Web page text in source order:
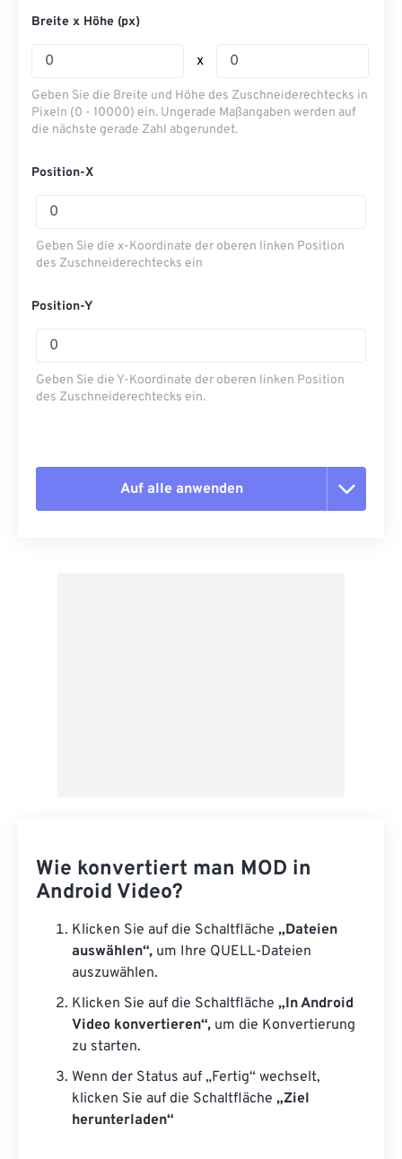
Breite x Höhe (px)
x
Geben Sie die Breite und Höhe des Zuschneiderechtecks ​​in
Pixeln (0 - 10000) ein. Ungerade Maßangaben werden auf
die nächste gerade Zahl abgerundet.
Position-X
Geben Sie die x-Koordinate der oberen linken Position
des Zuschneiderechtecks ​​ein
Position-Y
Geben Sie die Y-Koordinate der oberen linken Position
des Zuschneiderechtecks ​​ein.
Auf alle anwenden
Wie konvertiert man MOD in
Android Video?
Klicken Sie auf die Schaltfläche „Dateien
auswählen“, um Ihre QUELL-Dateien
auszuwählen.
Klicken Sie auf die Schaltfläche „In Android
Video konvertieren“, um die Konvertierung
zu starten.
Wenn der Status auf „Fertig“ wechselt,
klicken Sie auf die Schaltfläche „Ziel
herunterladen“